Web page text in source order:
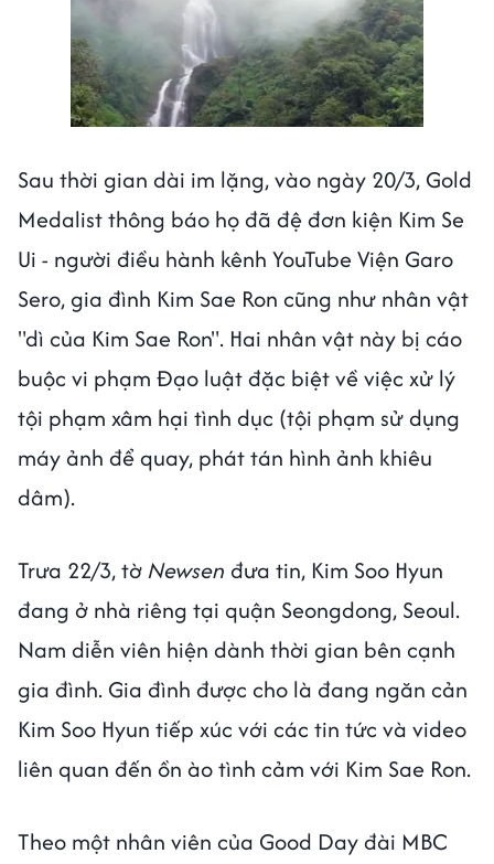
Sau thời gian dài im lặng, vào ngày 20/3, Gold
Medalist thông báo họ đã đệ đơn kiện Kim Se
Ui - người điều hành kênh YouTube Viện Garo
Sero, gia đình Kim Sae Ron cũng như nhân vật
"dì của Kim Sae Ron". Hai nhân vật này bị cáo
buộc vi phạm Đạo luật đặc biệt về việc xử lý
tội phạm xâm hại tình dục (tội phạm sử dụng
máy ảnh để quay, phát tán hình ảnh khiêu
dâm).
Trưa 22/3, tờ Newsen đưa tin, Kim Soo Hyun
đang ở nhà riêng tại quận Seongdong, Seoul.
Nam diễn viên hiện dành thời gian bên cạnh
gia đình. Gia đình được cho là đang ngăn cản
Kim Soo Hyun tiếp xúc với các tin tức và video
liên quan đến ồn ào tình cảm với Kim Sae Ron.
Theo một nhân viên của Good Day đài MBC